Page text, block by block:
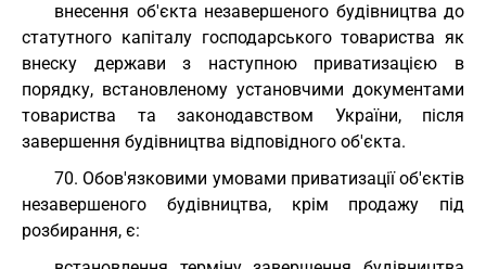
внесення об'єкта незавершеного будівництва до
статутного капіталу господарського товариства як
внеску держави з наступною приватизацією в
порядку, встановленому установчими документами
товариства та законодавством України, після
завершення будівництва відповідного об'єкта.
70. Обов'язковими умовами приватизації об'єктів
незавершеного будівництва, крім продажу під
розбирання, є: